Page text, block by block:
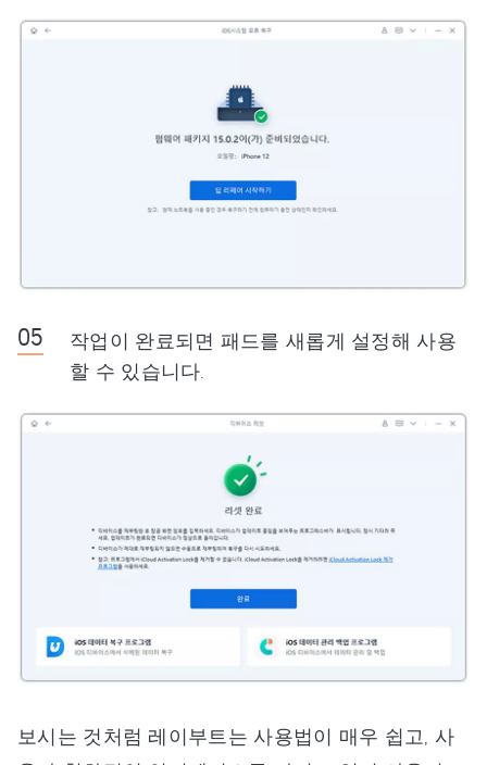
작업이 완료되면 패드를 새롭게 설정해 사용
할 수 있습니다.
보시는 것처럼 레이부트는 사용법이 매우 쉽고, 사